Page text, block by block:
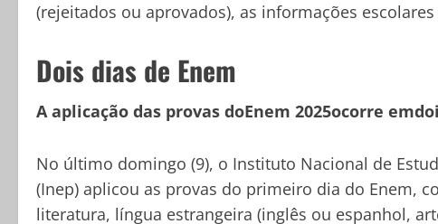
(rejeitados ou aprovados), as informações
Dois dias de Enem
A aplicação das provas doEnem 2025ocorre
No último domingo (9), o Instituto Nacional de
(Inep) aplicou as provas do primeiro dia do Enem,
literatura, língua estrangeira (inglês ou espanhol,